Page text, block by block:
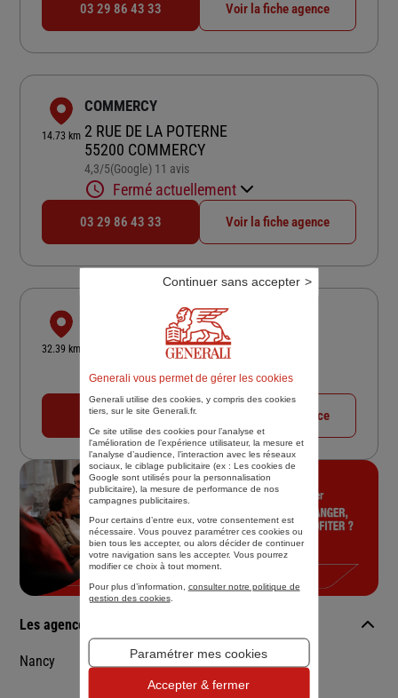
03 29 86 43 33 Voir la fiche agence
14.73 km
COMMERCY
2 RUE DE LA POTERNE
55200 COMMERCY
4,3/5Note de 4.3 sur 5
(Google) 11 avis
Fermé actuellement
03 29 86 43 33 Voir la fiche agence
32.39 km
ABL ASSURANCES
2 PLACE THIERS
55100 VERDUN
Fermé actuellement
03 29 86 43 33 Voir la fiche agence
Les agences Generali dans les villes à proximité
Nancy
Generali vous permet de gérer les cookies
Generali utilise des cookies, y compris des cookies
tiers, sur le site Generali.fr.
Ce site utilise des cookies pour l’analyse et
l'amélioration de l’expérience utilisateur, la mesure et
l’analyse d’audience, l’interaction avec les réseaux
sociaux, le ciblage publicitaire (ex : Les cookies de
Google sont utilisés pour la personnalisation
publicitaire), la mesure de performance de nos
campagnes publicitaires.
Pour certains d’entre eux, votre consentement est
nécessaire. Vous pouvez paramétrer ces cookies ou
bien tous les accepter, ou alors décider de continuer
votre navigation sans les accepter. Vous pourrez
modifier ce choix à tout moment.
Pour plus d’information, consulter notre politique de
gestion des cookies.
Paramétrer mes cookies
Continuer sans accepter
Accepter & fermer